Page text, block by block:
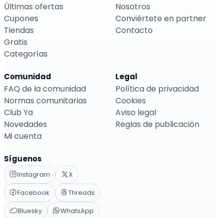
Últimas ofertas
Cupones
Tiendas
Gratis
Categorías
Nosotros
Conviértete en partner
Contacto
Comunidad
FAQ de la comunidad
Normas comunitarias
Club Ya
Novedades
Mi cuenta
Legal
Política de privacidad
Cookies
Aviso legal
Reglas de publicación
Síguenos
Instagram
X
Facebook
Threads
Bluesky
WhatsApp